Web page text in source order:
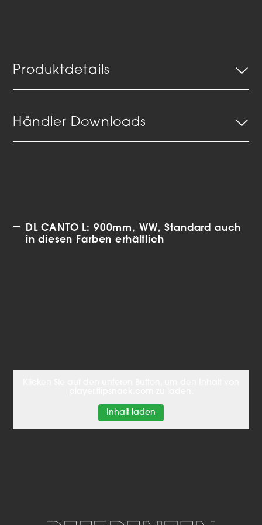
Produktdetails
Händler Downloads
DL CANTO L: 900mm, WW, Standard auch
in diesen Farben erhältlich
Inhalt laden